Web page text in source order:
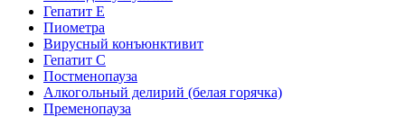
Гепатит E
Пиометра
Вирусный конъюнктивит
Гепатит C
Постменопауза
Алкогольный делирий (белая горячка)
Пременопауза